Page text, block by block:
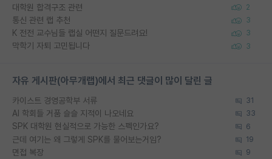
대학원 합격구조 관련 2
통신 관련 랩 추천 3
K 전전 교수님들 랩실 어떤지 질문드려요! 3
막학기 자퇴 고민됩니다 3
자유 게시판(아무개랩)에서 최근 댓글이 많이 달린 글
카이스트 경영공학부 서류 31
AI 학회들 거품 슬슬 지적이 나오네요 33
SPK 대학원 현실적으로 가능한 스펙인가요? 6
근데 여기는 왜 그렇게 SPK를 물어보는거임? 19
면접 복장 9